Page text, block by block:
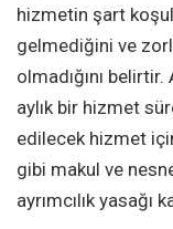
hizmetin şart
gelmediğini ve
olmadığını
aylık bir hizmet
edilecek hizmet
gibi makul ve
ayrımcılık